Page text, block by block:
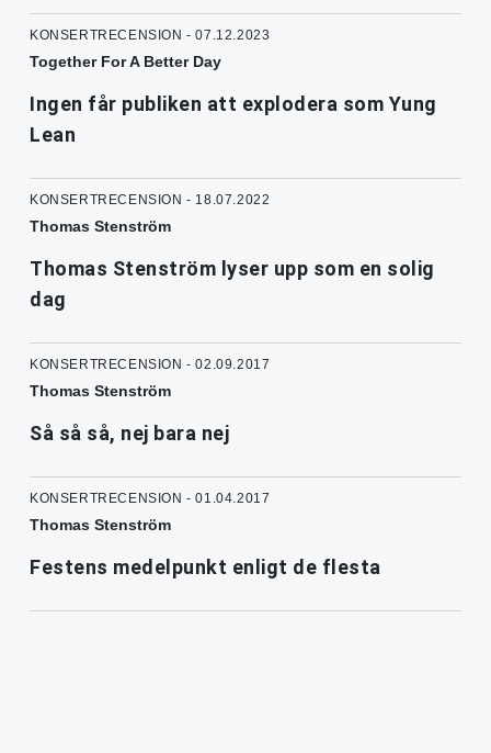
KONSERTRECENSION - 07.12.2023
Together For A Better Day
Ingen får publiken att explodera som Yung
Lean
KONSERTRECENSION - 18.07.2022
Thomas Stenström
Thomas Stenström lyser upp som en solig
dag
KONSERTRECENSION - 02.09.2017
Thomas Stenström
Så så så, nej bara nej
KONSERTRECENSION - 01.04.2017
Thomas Stenström
Festens medelpunkt enligt de flesta